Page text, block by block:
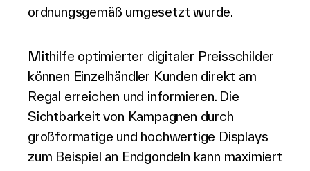
ordnungsgemäß umgesetzt wurde.
Mithilfe optimierter digitaler Preisschilder
können Einzelhändler Kunden direkt am
Regal erreichen und informieren. Die
Sichtbarkeit von Kampagnen durch
großformatige und hochwertige Displays
zum Beispiel an Endgondeln kann maximiert